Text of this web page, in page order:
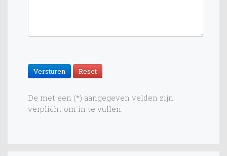
De met een (*) aangegeven velden zijn
verplicht om in te vullen.